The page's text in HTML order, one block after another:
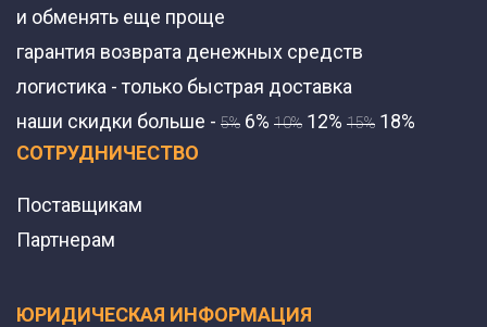
и обменять еще проще
гарантия возврата денежных средств
логистика - только быстрая доставка
наши скидки больше - 5% 6% 10% 12% 15% 18%
СОТРУДНИЧЕСТВО
Поставщикам
Партнерам
ЮРИДИЧЕСКАЯ ИНФОРМАЦИЯ